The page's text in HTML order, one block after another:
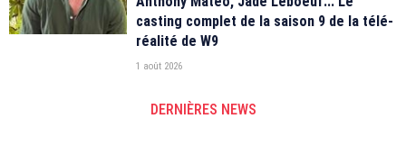
casting complet de la saison 9 de la télé-
réalité de W9
1 août 2026
DERNIÈRES NEWS